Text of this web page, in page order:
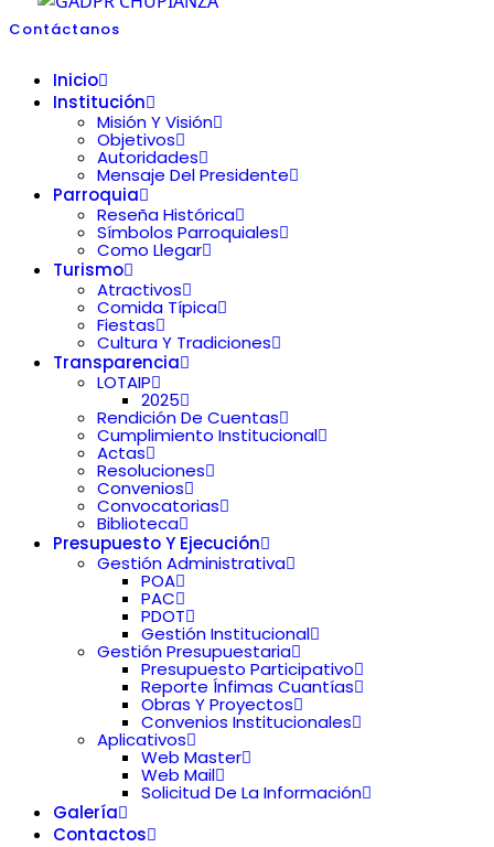
Contáctanos
Inicio
Institución
Misión Y Visión
Objetivos
Autoridades
Mensaje Del Presidente
Parroquia
Reseña Histórica
Símbolos Parroquiales
Como Llegar
Turismo
Atractivos
Comida Típica
Fiestas
Cultura Y Tradiciones
Transparencia
LOTAIP
2025
Rendición De Cuentas
Cumplimiento Institucional
Actas
Resoluciones
Convenios
Convocatorias
Biblioteca
Presupuesto Y Ejecución
Gestión Administrativa
POA
PAC
PDOT
Gestión Institucional
Gestión Presupuestaria
Presupuesto Participativo
Reporte Ínfimas Cuantías
Obras Y Proyectos
Convenios Institucionales
Aplicativos
Web Master
Web Mail
Solicitud De La Información
Galería
Contactos